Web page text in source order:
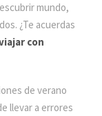
mundo,
¿Te acuerdas
con
de verano
llevar a errores